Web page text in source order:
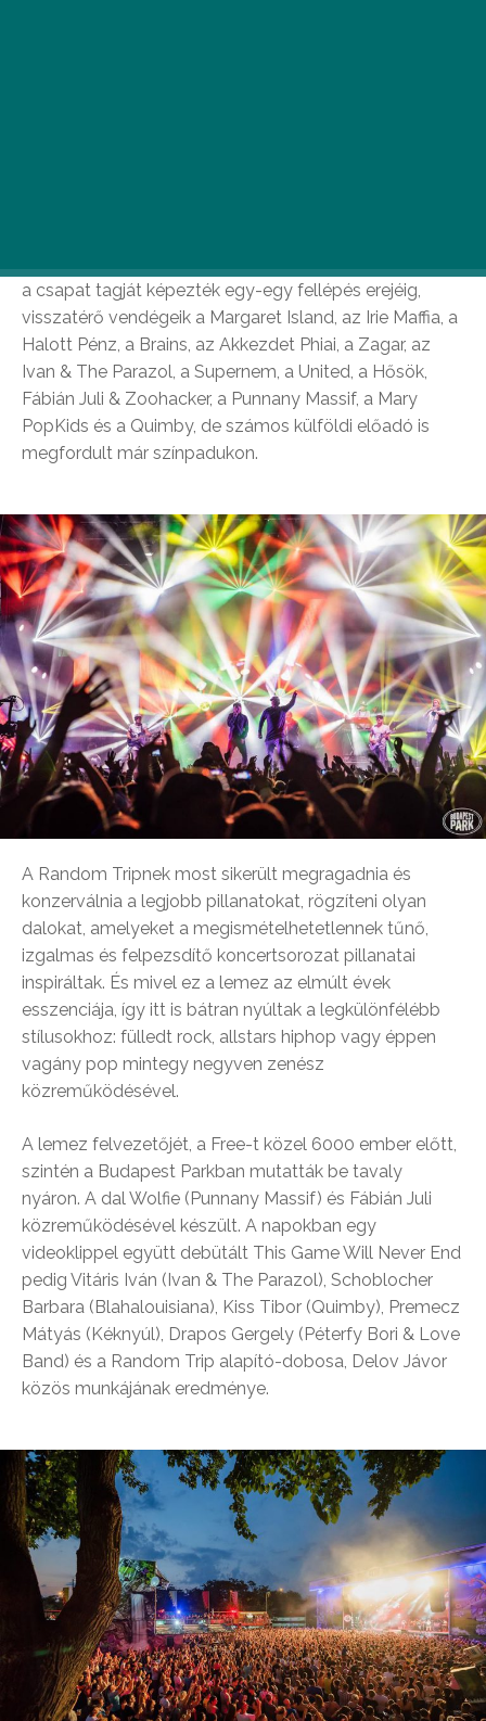
a csapat tagját képezték egy-egy fellépés erejéig,
visszatérő vendégeik a Margaret Island, az Irie Maffia, a
Halott Pénz, a Brains, az Akkezdet Phiai, a Zagar, az
Ivan & The Parazol, a Supernem, a United, a Hősök,
Fábián Juli & Zoohacker, a Punnany Massif, a Mary
PopKids és a Quimby, de számos külföldi előadó is
megfordult már színpadukon.
A Random Tripnek most sikerült megragadnia és
konzerválnia a legjobb pillanatokat, rögzíteni olyan
dalokat, amelyeket a megismételhetetlennek tűnő,
izgalmas és felpezsdítő koncertsorozat pillanatai
inspiráltak. És mivel ez a lemez az elmúlt évek
esszenciája, így itt is bátran nyúltak a legkülönfélébb
stílusokhoz: fülledt rock, allstars hiphop vagy éppen
vagány pop mintegy negyven zenész
közreműködésével.
A lemez felvezetőjét, a Free-t közel 6000 ember előtt,
szintén a Budapest Parkban mutatták be tavaly
nyáron. A dal Wolfie (Punnany Massif) és Fábián Juli
közreműködésével készült. A napokban egy
videoklippel együtt debütált This Game Will Never End
pedig Vitáris Iván (Ivan & The Parazol), Schoblocher
Barbara (Blahalouisiana), Kiss Tibor (Quimby), Premecz
Mátyás (Kéknyúl), Drapos Gergely (Péterfy Bori & Love
Band) és a Random Trip alapító-dobosa, Delov Jávor
közös munkájának eredménye.